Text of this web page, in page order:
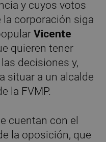
y cuyos votos
la corporación siga
Vicente
quieren tener
decisiones y,
situar a un alcalde
la FVMP.
cuentan con el
la oposición, que